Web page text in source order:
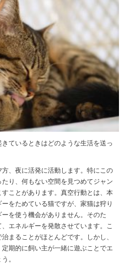
ているときはどのような生活を送っ
、夜に活発に活動します。特にこの
り、何もない空間を見つめてジャン
すことがあります。真空行動とは、本
をためている猫ですが、家猫は狩り
を使う機会がありません。そのた
エネルギーを発散させています。こ
まることがほとんどです。しかし、
期的に飼い主が一緒に遊ぶことでエ
。